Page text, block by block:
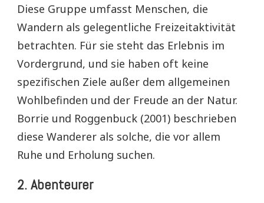
Diese Gruppe umfasst Menschen, die
Wandern als gelegentliche Freizeitaktivität
betrachten. Für sie steht das Erlebnis im
Vordergrund, und sie haben oft keine
spezifischen Ziele außer dem allgemeinen
Wohlbefinden und der Freude an der Natur.
Borrie und Roggenbuck (2001) beschrieben
diese Wanderer als solche, die vor allem
Ruhe und Erholung suchen.
2.Abenteurer